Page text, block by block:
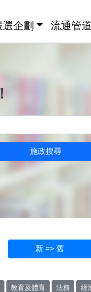
選企劃 流通管道
施政搜尋
新 => 舊
教育及體育 法務 經